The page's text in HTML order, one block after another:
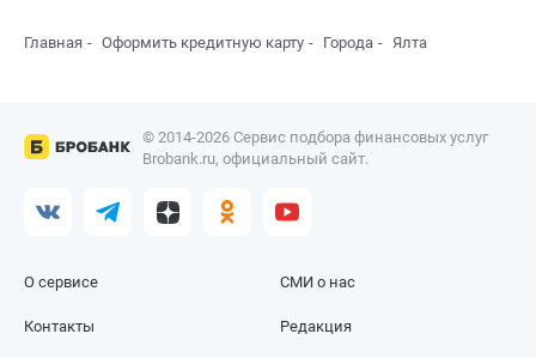
Главная Оформить кредитную карту Города Ялта
© 2014-2026 Сервис подбора финансовых услуг
Brobank.ru, официальный сайт.
О сервисе
Контакты
СМИ о нас
Редакция